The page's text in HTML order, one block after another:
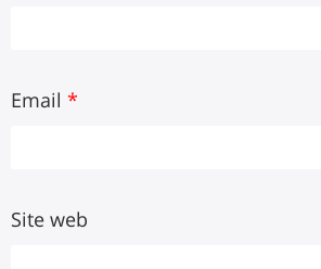
Email *
Site web